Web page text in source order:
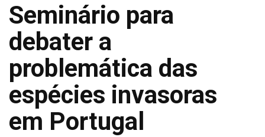
Seminário para
debater a
problemática das
espécies invasoras
em Portugal